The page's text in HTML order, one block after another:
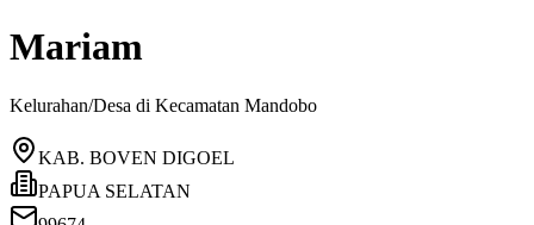
Mariam
Kelurahan/Desa di Kecamatan Mandobo
KAB. BOVEN DIGOEL
PAPUA SELATAN